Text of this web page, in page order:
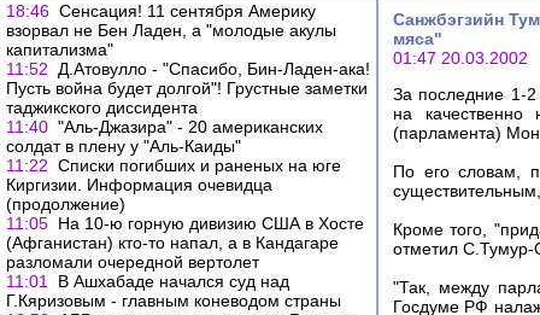
18:46 Сенсация! 11 сентября Америку
взорвал не Бен Ладен, а "молодые акулы
капитализма"
11:52
Д.Атовулло - "Спасибо, Бин-Ладен-ака!
Пусть война будет долгой"! Грустные заметки
таджикского диссидента
11:40 "Аль-Джазира" - 20 американских
солдат в плену у "Аль-Каиды"
11:22 Списки погибших и раненых на юге
Киргизии. Информация очевидца
(продолжение)
11:05 На 10-ю горную дивизию США в Хосте
(Афганистан) кто-то напал, а в Кандагаре
разломали очередной вертолет
11:01
В Ашхабаде начался суд над
Г.Кяризовым - главным коневодом страны
Санжбэгзийн
мяса"
01:47 20.03.2002
За последние 1-
на качественно
(парламента)
По его словам,
Кроме того,
отметил С.Тумур-
"Так, между
Госдуме РФ